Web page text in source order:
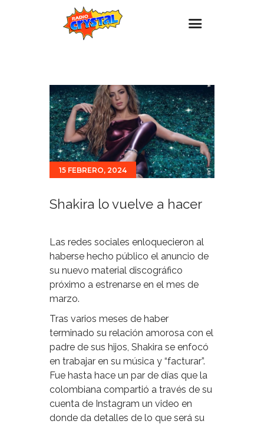
Estaciones
Eventos
Promociones
Noticias
Para ti
15 FEBRERO, 2024
Shakira lo vuelve a hacer
Las redes sociales enloquecieron al
haberse hecho público el anuncio de
su nuevo material discográfico
próximo a estrenarse en el mes de
marzo.
Tras varios meses de haber
terminado su relación amorosa con el
padre de sus hijos, Shakira se enfocó
en trabajar en su música y “facturar”.
Fue hasta hace un par de días que la
colombiana compartió a través de su
cuenta de Instagram un video en
donde da detalles de lo que será su